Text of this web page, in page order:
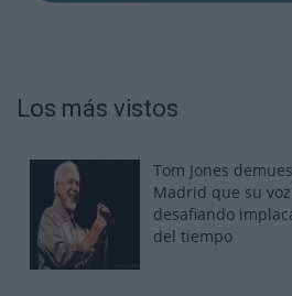
Los más vistos
Tom Jones
Madrid que su
desafiando
del tiempo